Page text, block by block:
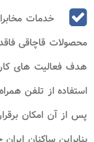
خدمات
محصولات قاچاقی
هدف فعالیت های
پس از آن امکان